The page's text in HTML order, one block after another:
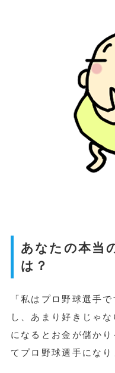
あなたの本当
は？
「私はプロ野球選手
し、あまり好きじゃ
になるとお金が儲か
てプロ野球選手になり